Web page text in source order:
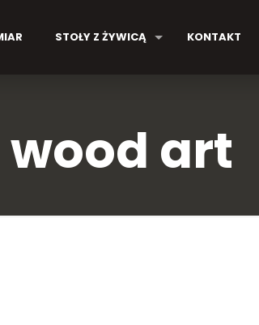
STOŁY Z ŻYWICĄ KONTAKT
wood art